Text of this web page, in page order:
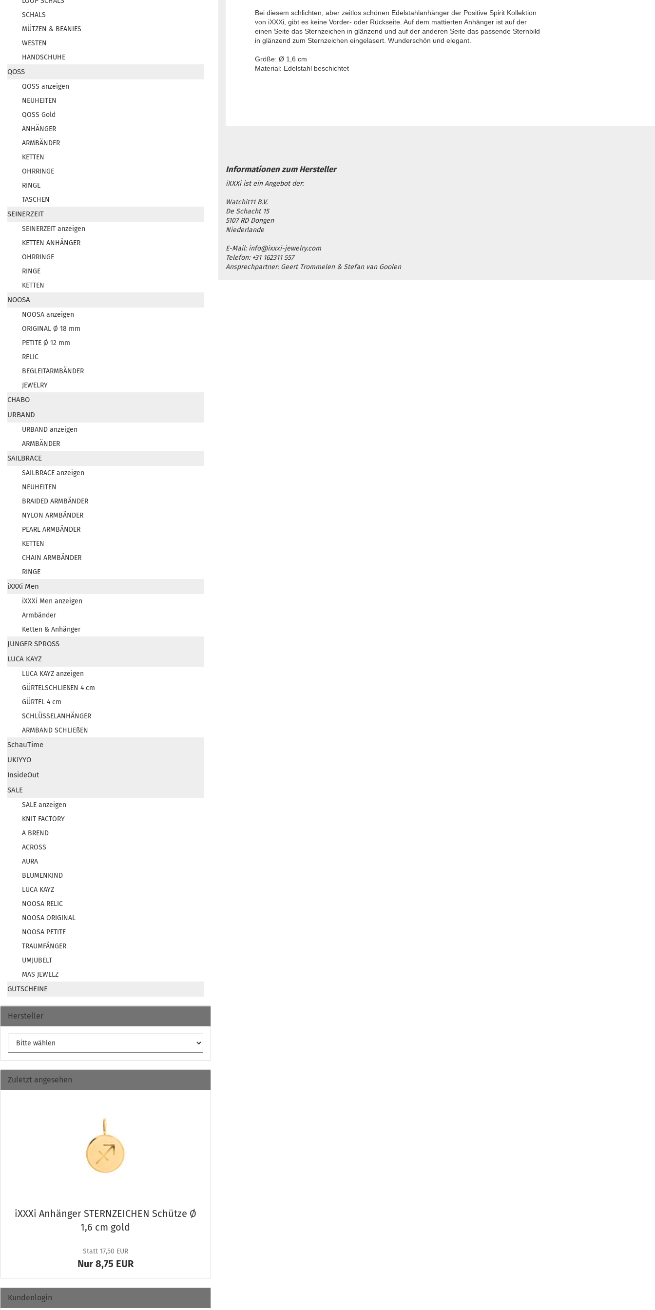
Bei diesem schlichten, aber zeitlos schönen Edelstahlanhänger der Positive Spirit Kollektion
von iXXXi, gibt es keine Vorder- oder Rückseite. Auf dem mattierten Anhänger ist auf der
einen Seite das Sternzeichen in glänzend und auf der anderen Seite das passende Sternbild
in glänzend zum Sternzeichen eingelasert. Wunderschön und elegant.
Größe: Ø 1,6 cm
Material: Edelstahl beschichtet
iXXXi ist ein Angebot der:
Watchit11 B.V.
De Schacht 15
5107 RD Dongen
Niederlande
E-Mail: info@ixxxi-jewelry.com
Telefon: +31 162311 557
Ansprechpartner: Geert Trommelen & Stefan van Goolen
SCHALS
MÜTZEN & BEANIES
WESTEN
HANDSCHUHE
QOSS
QOSS anzeigen
NEUHEITEN
QOSS Gold
ANHÄNGER
ARMBÄNDER
KETTEN
OHRRINGE
RINGE
TASCHEN
SEINERZEIT
SEINERZEIT anzeigen
KETTEN ANHÄNGER
OHRRINGE
RINGE
KETTEN
NOOSA
NOOSA anzeigen
ORIGINAL Ø 18 mm
PETITE Ø 12 mm
RELIC
BEGLEITARMBÄNDER
JEWELRY
CHABO
URBAND
URBAND anzeigen
ARMBÄNDER
SAILBRACE
SAILBRACE anzeigen
NEUHEITEN
BRAIDED ARMBÄNDER
NYLON ARMBÄNDER
PEARL ARMBÄNDER
KETTEN
CHAIN ARMBÄNDER
RINGE
iXXXi Men
iXXXi Men anzeigen
Armbänder
Ketten & Anhänger
JUNGER SPROSS
LUCA KAYZ
LUCA KAYZ anzeigen
GÜRTELSCHLIEßEN 4 cm
GÜRTEL 4 cm
SCHLÜSSELANHÄNGER
ARMBAND SCHLIEßEN
SchauTime
UKIYYO
InsideOut
SALE
SALE anzeigen
KNIT FACTORY
A BREND
ACROSS
AURA
BLUMENKIND
LUCA KAYZ
NOOSA RELIC
NOOSA ORIGINAL
NOOSA PETITE
TRAUMFÄNGER
UMJUBELT
MAS JEWELZ
GUTSCHEINE
Hersteller
Zuletzt angesehen
iXXXi An­hän­ger STERN­ZEI­CHEN Schüt­ze Ø
1,6 cm gold
Statt 17,50 EUR
Nur 8,75 EUR
Kundenlogin